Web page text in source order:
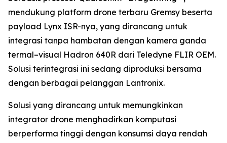
mendukung platform drone terbaru Gremsy beserta
payload Lynx ISR-nya, yang dirancang untuk
integrasi tanpa hambatan dengan kamera ganda
termal–visual Hadron 640R dari Teledyne FLIR OEM.
Solusi terintegrasi ini sedang diproduksi bersama
dengan berbagai pelanggan Lantronix.
Solusi yang dirancang untuk memungkinkan
integrator drone menghadirkan komputasi
berperforma tinggi dengan konsumsi daya rendah